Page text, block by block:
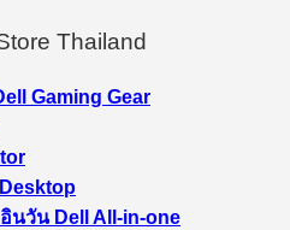
Thailand
Gaming Gear
นวัน Dell All-in-one